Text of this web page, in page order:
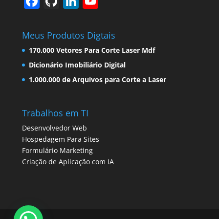
c
e
b
o
k
H
u
b
k
e
dI
n
u
T
u
b
a
n
Meus Produtos Digtais
170.000 Vetores Para Corte Laser Mdf
Dicionário Imobiliário Digital
1.000.000 de Arquivos para Corte a Laser
Trabalhos em TI
Desenvolvedor Web
Hospedagem Para Sites
Formulário Marketing
Criação de Aplicação com IA